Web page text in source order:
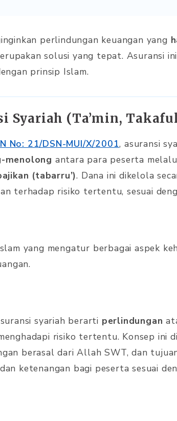
perlindungan keuangan yang
solusi yang tepat. Asuransi
prinsip Islam.
Syariah (Ta’min,
No: 21/DSN-MUI/X/2001, asuransi
menolong antara para peserta
(tabarru’). Dana ini dikelola
terhadap risiko tertentu, sesuai
yang mengatur berbagai aspek
syariah berarti perlindungan
risiko tertentu. Konsep ini
berasal dari Allah SWT, dan
ketenangan bagi peserta sesuai